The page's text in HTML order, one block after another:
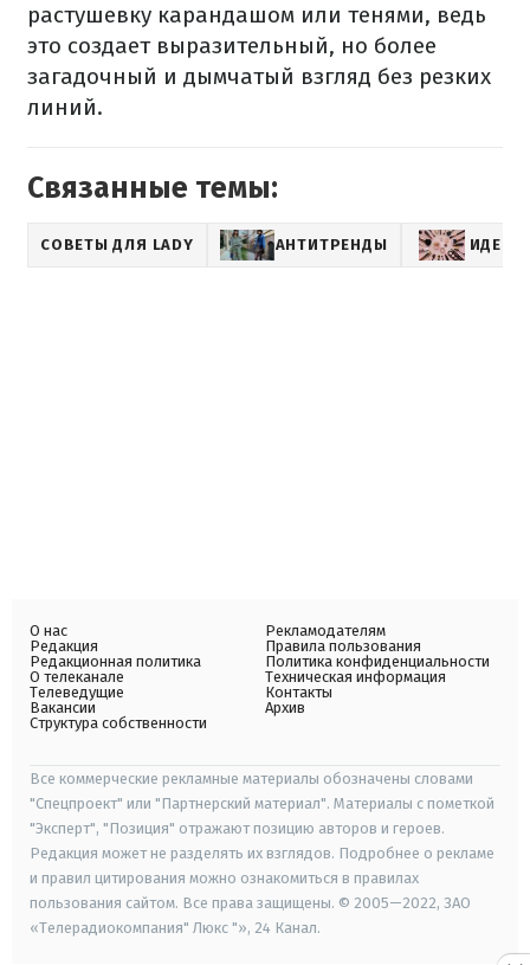
растушевку карандашом или тенями, ведь
это создает выразительный, но более
загадочный и дымчатый взгляд без резких
линий.
Связанные темы:
СОВЕТЫ ДЛЯ LADY АНТИТРЕНДЫ ИДЕИ
О нас
Редакция
Редакционная политика
О телеканале
Телеведущие
Вакансии
Структура собственности
Рекламодателям
Правила пользования
Политика конфиденциальности
Техническая информация
Контакты
Архив
Все коммерческие рекламные материалы обозначены словами
"Спецпроект" или "Партнерский материал". Материалы с пометкой
"Эксперт", "Позиция" отражают позицию авторов и героев.
Редакция может не разделять их взглядов. Подробнее о рекламе
и правил цитирования можно ознакомиться в правилах
пользования сайтом. Все права защищены. © 2005—2022, ЗАО
«Телерадиокомпания" Люкс "», 24 Канал.